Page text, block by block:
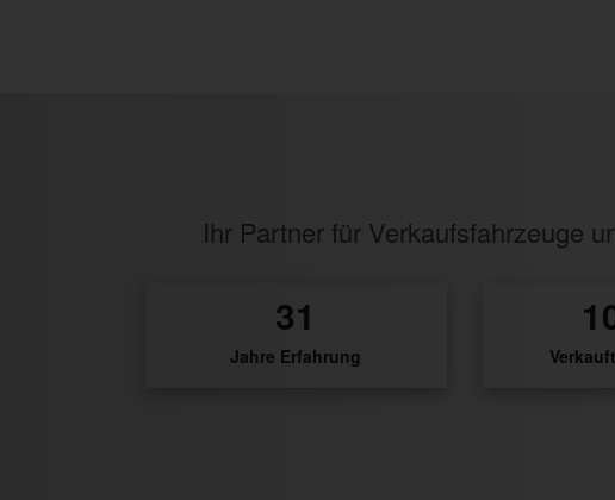
Ihr Partner für Verkaufsfahrzeuge
0
Jahre Erfahrung